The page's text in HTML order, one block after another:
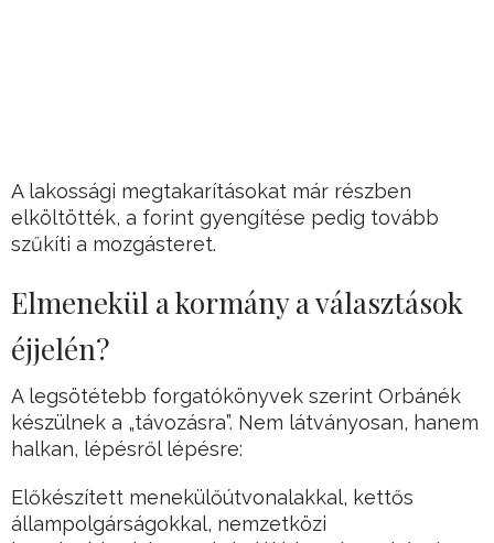
A lakossági megtakarításokat már részben
elköltötték, a forint gyengítése pedig tovább
szűkíti a mozgásteret.
Elmenekül a kormány a választások
éjjelén?
A legsötétebb forgatókönyvek szerint Orbánék
készülnek a „távozásra”. Nem látványosan, hanem
halkan, lépésről lépésre:
Előkészített menekülőútvonalakkal, kettős
állampolgárságokkal, nemzetközi